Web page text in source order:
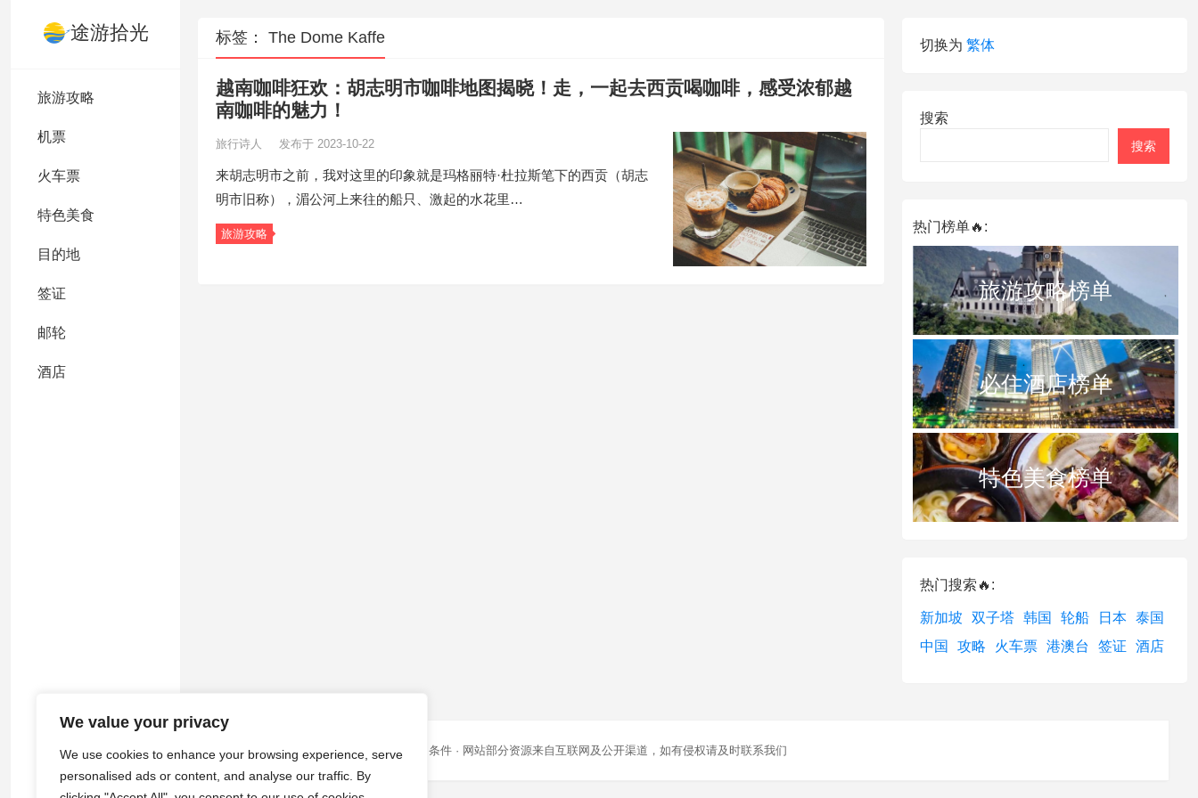
We value your privacy
We use cookies to enhance your browsing experience, serve
personalised ads or content, and analyse our traffic. By
途游拾光
旅游攻略
机票
火车票
特色美食
目的地
签证
邮轮
酒店
标签： The Dome Kaffe
越南咖啡狂欢：胡志明市咖啡地图揭晓！走，一起去西贡喝咖啡，感受浓郁越
南咖啡的魅力！
旅行诗人 发布于 2023-10-22
来胡志明市之前，我对这里的印象就是玛格丽特·杜拉斯笔下的西贡（胡志
明市旧称），湄公河上来往的船只、激起的水花里…
旅游攻略
切换为 繁体
搜索
搜索
热门榜单🔥:
旅游攻略榜单
必住酒店榜单
特色美食榜单
热门搜索🔥:
新加坡 双子塔 韩国 轮船 日本 泰国
中国
攻略 火车票 港澳台 签证 酒店
© 2026途游拾光·隐私政策| 服务条款和条件 · 网站部分资源来自互联网及公开渠道，如有侵权请及时联系我们